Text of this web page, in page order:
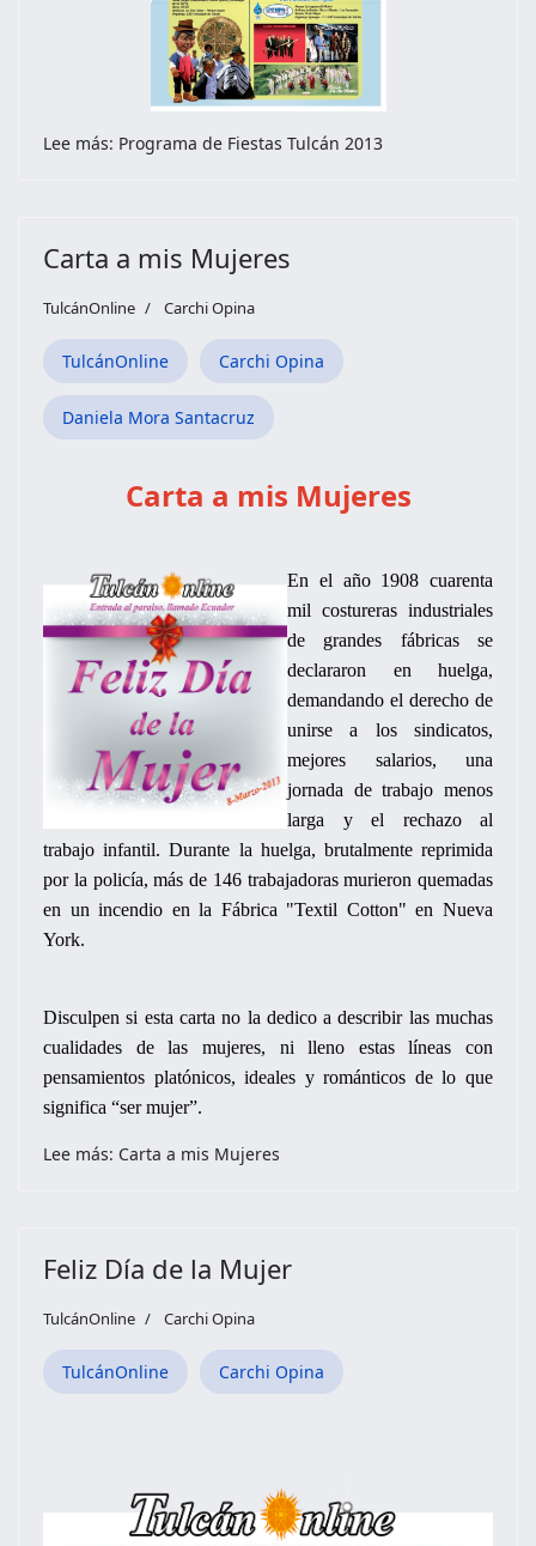
Lee más: Programa de Fiestas Tulcán 2013
Carta a mis Mujeres
TulcánOnline Carchi Opina
TulcánOnline Carchi Opina
Daniela Mora Santacruz
Carta a mis Mujeres
En el año 1908 cuarenta
mil costureras industriales
de grandes fábricas se
declararon en huelga,
demandando el derecho de
unirse a los sindicatos,
mejores salarios, una
jornada de trabajo menos
larga y el rechazo al
trabajo infantil. Durante la huelga, brutalmente reprimida
por la policía, más de 146 trabajadoras murieron quemadas
en un incendio en la Fábrica "Textil Cotton" en Nueva
York.
Disculpen si esta carta no la dedico a describir las muchas
cualidades de las mujeres, ni lleno estas líneas con
pensamientos platónicos, ideales y románticos de lo que
significa “ser mujer”.
Lee más: Carta a mis Mujeres
Feliz Día de la Mujer
TulcánOnline Carchi Opina
TulcánOnline Carchi Opina